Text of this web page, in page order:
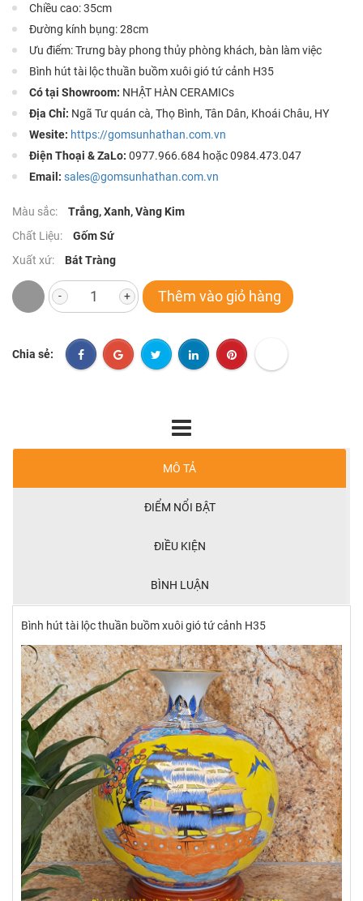
Chiều cao: 35cm
Đường kính bụng: 28cm
Ưu điểm: Trưng bày phong thủy phòng khách, bàn làm việc
Bình hút tài lộc thuần buồm xuôi gió tứ cảnh H35
Có tại Showroom: NHẬT HÀN CERAMICs
Địa Chỉ: Ngã Tư quán cà, Thọ Bình, Tân Dân, Khoái Châu, HY
Wesite: https://gomsunhathan.com.vn
Điện Thoại & ZaLo: 0977.966.684 hoặc 0984.473.047
Email: sales@gomsunhathan.com.vn
Màu sắc:
Trắng, Xanh, Vàng Kim
Chất Liệu:
Gốm Sứ
Xuất xứ:
Bát Tràng
- + Thêm vào giỏ hàng
Chia sẻ:
MÔ TẢ
ĐIỂM NỔI BẬT
ĐIỀU KIỆN
BÌNH LUẬN
Bình hút tài lộc thuần buồm xuôi gió tứ cảnh H35